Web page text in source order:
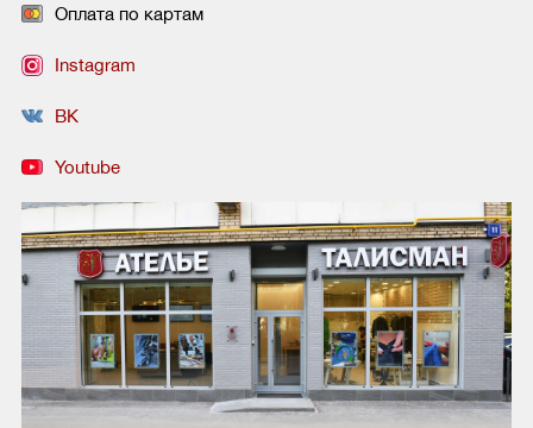
Оплата по картам
Instagram
ВК
Youtube